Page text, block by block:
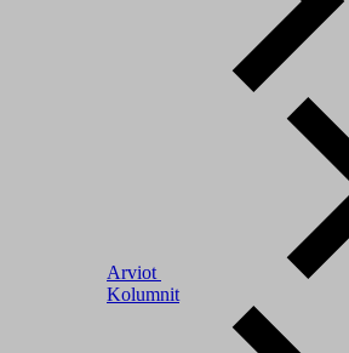
Arviot
Kolumnit